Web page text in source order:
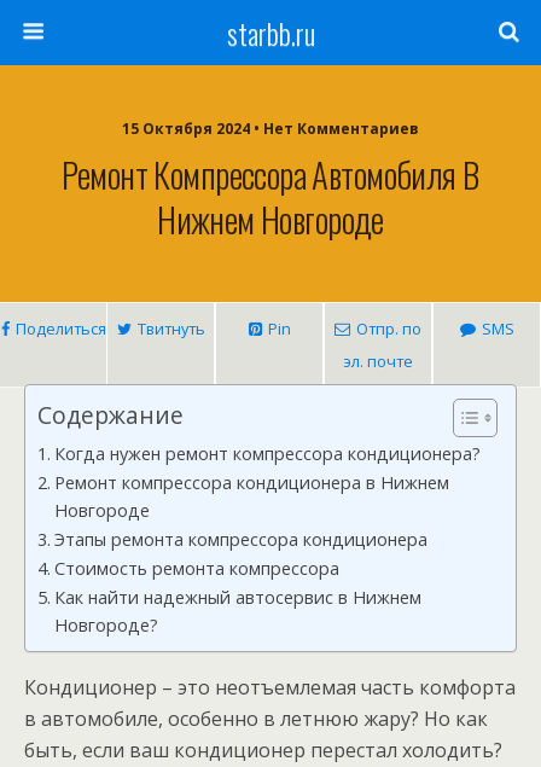
starbb.ru
15 Октября 2024 • Нет Комментариев
Ремонт Компрессора Автомобиля В
Нижнем Новгороде
Поделиться Твитнуть Pin
Отпр. по
эл. почте
SMS
Содержание
Когда нужен ремонт компрессора кондиционера?
Ремонт компрессора кондиционера в Нижнем
Новгороде
Этапы ремонта компрессора кондиционера
Стоимость ремонта компрессора
Как найти надежный автосервис в Нижнем
Новгороде?
Кондиционер – это неотъемлемая часть комфорта
в автомобиле, особенно в летнюю жару? Но как
быть, если ваш кондиционер перестал холодить?